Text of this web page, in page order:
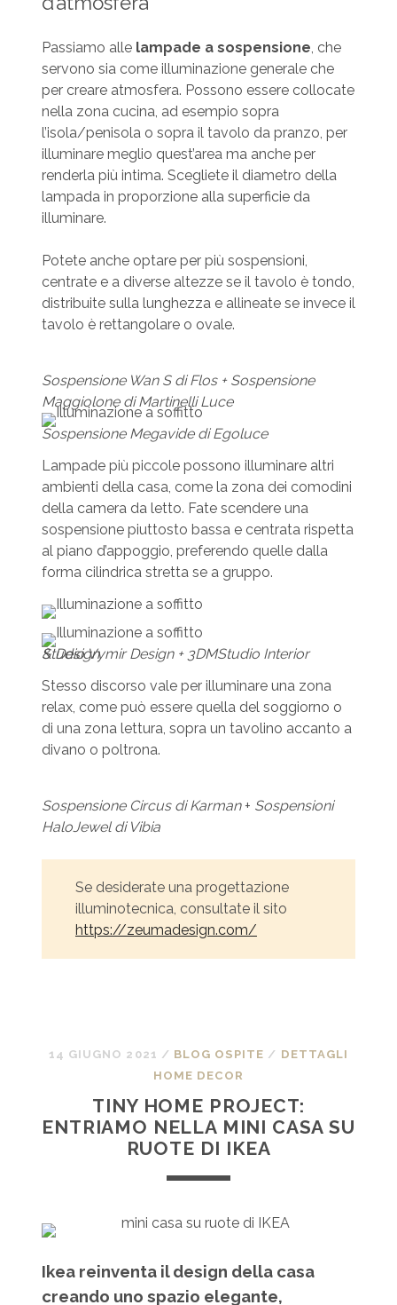
Passiamo alle lampade a sospensione , che
servono sia come illuminazione generale che
per creare atmosfera. Possono essere collocate
nella zona cucina, ad esempio sopra
l’isola/penisola o sopra il tavolo da pranzo, per
illuminare meglio quest’area ma anche per
renderla più intima. Scegliete il diametro della
lampada in proporzione alla superficie da
illuminare.
Potete anche optare per più sospensioni,
centrate e a diverse altezze se il tavolo è tondo,
distribuite sulla lunghezza e allineate se invece il
tavolo è rettangolare o ovale.
Sospensione Wan S di Flos + Sospensione
Maggiolone di Martinelli Luce
Sospensione Megavide di Egoluce
Lampade più piccole possono illuminare altri
ambienti della casa, come la zona dei comodini
della camera da letto. Fate scendere una
sospensione piuttosto bassa e centrata rispetta
al piano d’appoggio, preferendo quelle dalla
forma cilindrica stretta se a gruppo.
Studio Vymir Design + 3DMStudio Interior & Design
Stesso discorso vale per illuminare una zona
relax, come può essere quella del soggiorno o
di una zona lettura, sopra un tavolino accanto a
divano o poltrona.
Sospensione Circus di Karman+ Sospensioni
HaloJewel di Vibia
Se desiderate una progettazione
illuminotecnica, consultate il sito
https://zeumadesign.com/
14 GIUGNO 2021 / BLOG OSPITE / DETTAGLI
HOME DECOR
TINY HOME PROJECT:
ENTRIAMO NELLA MINI CASA SU
RUOTE DI IKEA
Ikea reinventa il design della casa
creando uno spazio elegante,